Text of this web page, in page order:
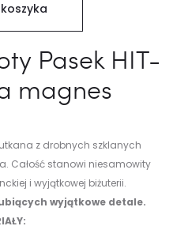
Pasek HIT-
magnes
z drobnych szklanych
Całość stanowi niesamowity
i wyjątkowej biżuterii.
wyjątkowe detale.